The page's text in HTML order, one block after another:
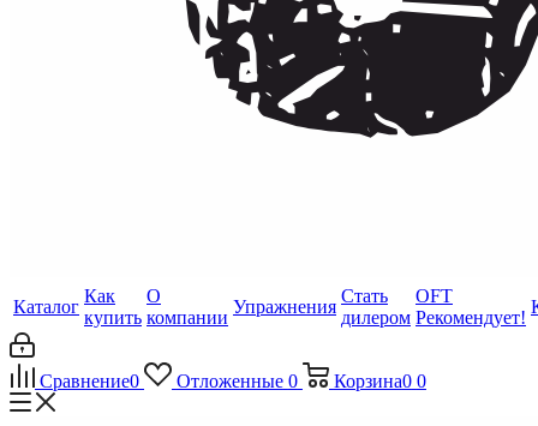
Каталог
Как
купить
О
компании
Упражнения
Стать
дилером
OFT
Рекомендует!
Сравнение0 Отложенные 0 Корзина0 0